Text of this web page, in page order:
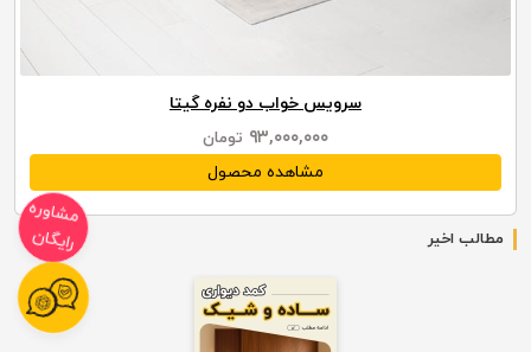
سرویس خواب دو نفره گیتا
۹۳,۰۰۰,۰۰۰ تومان
مشاهده محصول
مطالب اخیر
مشاوره
رایگان